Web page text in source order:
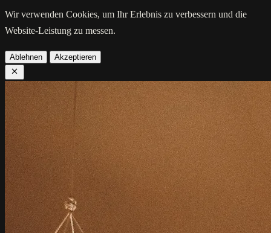
Wir verwenden Cookies, um Ihr Erlebnis zu verbessern und die
Website-Leistung zu messen.
Ablehnen Akzeptieren